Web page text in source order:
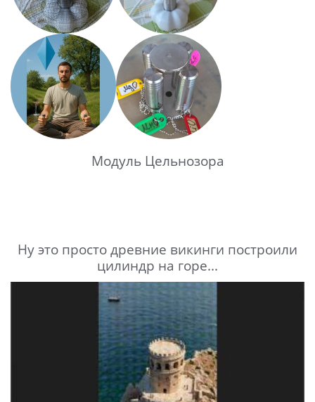
Модуль Цельнозора
Ну это просто древние викинги построили
цилиндр на горе...